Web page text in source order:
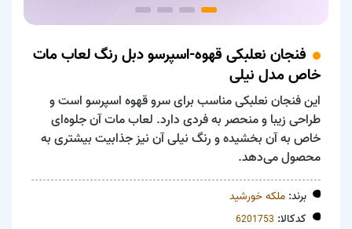
فنجان نعلبکی قهوه-اسپرسو دبل رنگ لعاب مات
خاص مدل نیلی
این فنجان نعلبکی مناسب برای سرو قهوه اسپرسو است و
طراحی زیبا و منحصر به فردی دارد. لعاب مات آن جلوه‌ای
خاص به آن بخشیده و رنگ نیلی آن نیز جذابیت بیشتری به
محصول می‌دهد.
برند: ملکه خورشید
کدکالا: